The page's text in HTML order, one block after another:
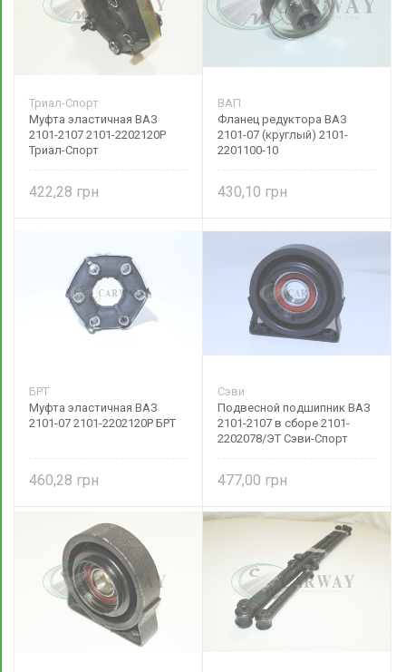
Триал-Спорт
Муфта эластичная ВАЗ
2101-2107 2101-2202120Р
Триал-Спорт
422,28
ВАП
Фланец редуктора ВАЗ
2101-07 (круглый) 2101-
2201100-10
430,10
БРТ
Муфта эластичная ВАЗ
2101-07 2101-2202120Р БРТ
460,28
Сэви
Подвесной подшипник ВАЗ
2101-2107 в сборе 2101-
2202078/ЭТ Сэви-Спорт
477,00